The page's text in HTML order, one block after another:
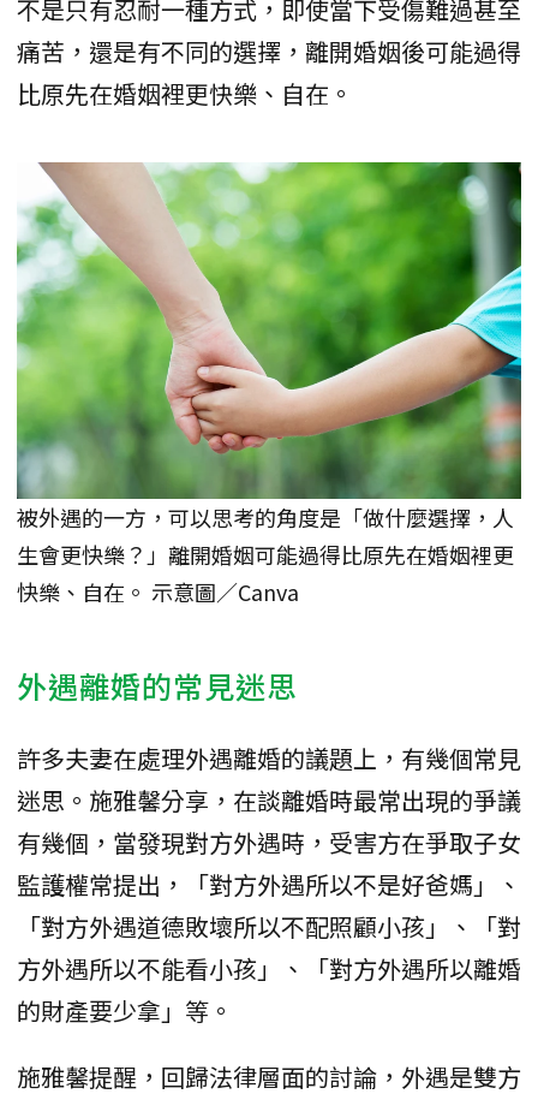
不是只有忍耐一種方式，即使當下受傷難過甚至
痛苦，還是有不同的選擇，離開婚姻後可能過得
比原先在婚姻裡更快樂、自在。
被外遇的一方，可以思考的角度是「做什麼選擇，人
生會更快樂？」離開婚姻可能過得比原先在婚姻裡更
快樂、自在。 示意圖／Canva
外遇離婚的常見迷思
許多夫妻在處理外遇離婚的議題上，有幾個常見
迷思。施雅馨分享，在談離婚時最常出現的爭議
有幾個，當發現對方外遇時，受害方在爭取子女
監護權常提出，「對方外遇所以不是好爸媽」、
「對方外遇道德敗壞所以不配照顧小孩」、「對
方外遇所以不能看小孩」、「對方外遇所以離婚
的財產要少拿」等。
施雅馨提醒，回歸法律層面的討論，外遇是雙方